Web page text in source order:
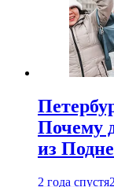
Почему
из
2 года спустя